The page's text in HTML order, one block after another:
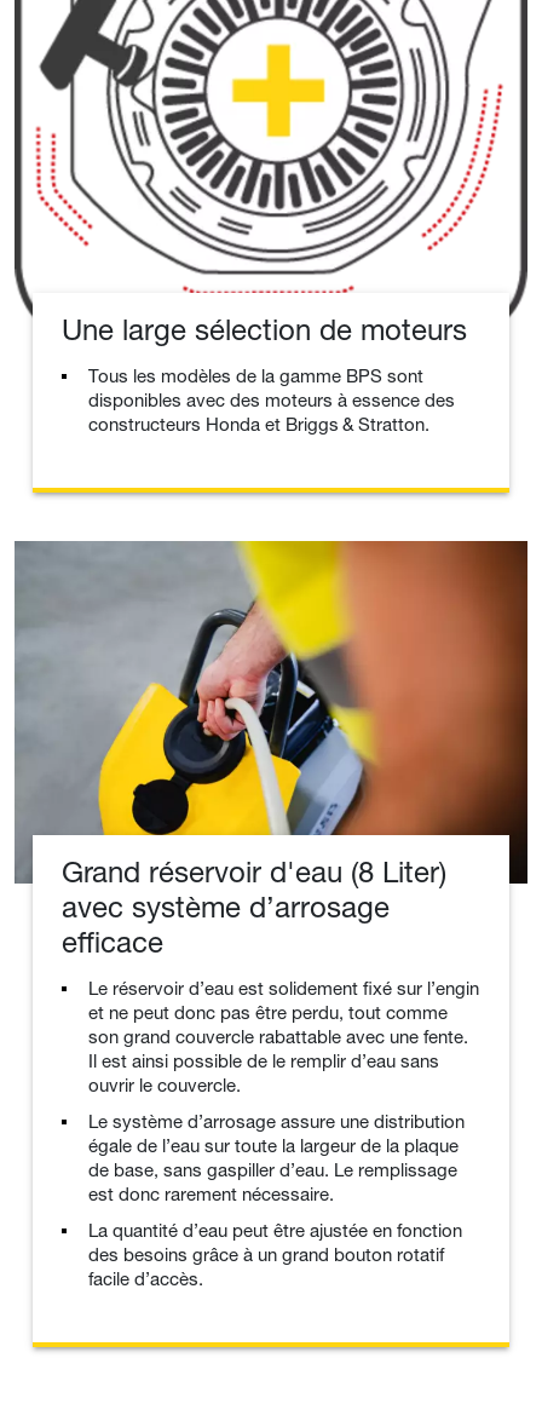
Une large sélection de moteurs
Tous les modèles de la gamme BPS sont
disponibles avec des moteurs à essence des
constructeurs Honda et Briggs & Stratton.
Grand réservoir d'eau (8 Liter)
avec système d’arrosage
efficace
Le réservoir d’eau est solidement fixé sur l’engin
et ne peut donc pas être perdu, tout comme
son grand couvercle rabattable avec une fente.
Il est ainsi possible de le remplir d’eau sans
ouvrir le couvercle.
Le système d’arrosage assure une distribution
égale de l’eau sur toute la largeur de la plaque
de base, sans gaspiller d’eau. Le remplissage
est donc rarement nécessaire.
La quantité d’eau peut être ajustée en fonction
des besoins grâce à un grand bouton rotatif
facile d’accès.